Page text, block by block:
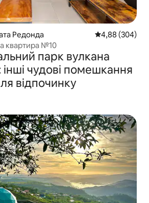
Редонда Середня
4,88 (304)
квартира №10
парк вулкана
інші чудові помешкання
відпочинку